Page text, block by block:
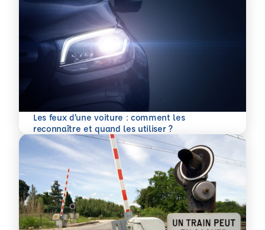
Les feux d’une voiture : comment les
reconnaître et quand les utiliser ?
En savoir plus